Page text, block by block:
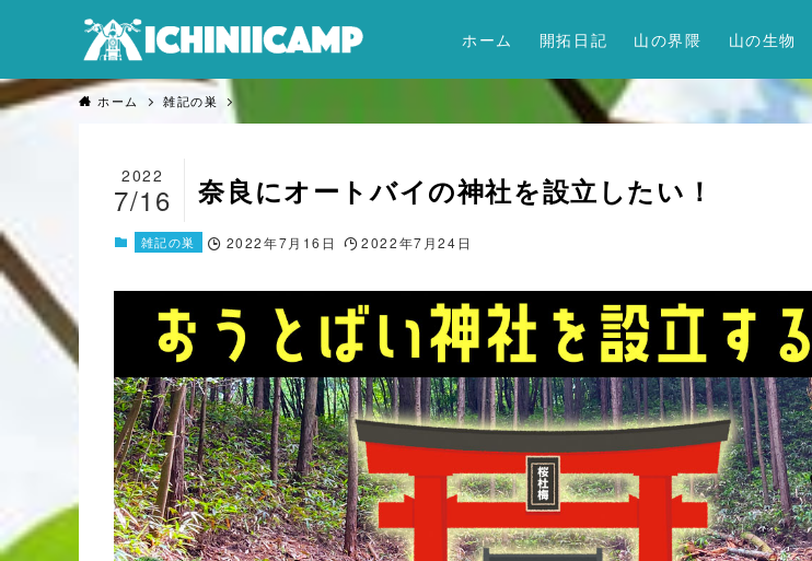
ホーム 開拓日記 山の界隈 山の生物
ホーム 雑記の巣
奈良にオートバイの神社を設立したい！
2022
7/16
雑記の巣 2022年7月16日 2022年7月24日